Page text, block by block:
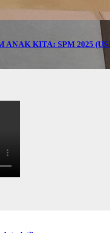
ANAK KITA: SPM 2025